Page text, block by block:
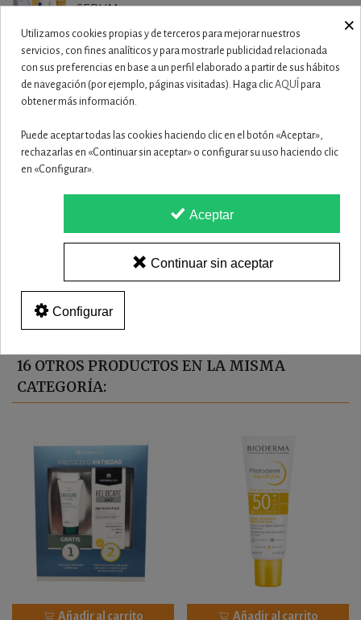
SERUM 2025
47,90 €
ISDIN FOTOPROTECTOR COMPACTO MEDIUM
50+ 10G
ISDIN FUSION WATER SPF 50 MAGIC GLOW 50
ML
ISDIN PACK FUSION WATER 50 ML + SPRAY...
16 OTROS PRODUCTOS EN LA MISMA
CATEGORÍA:
Añadir al carrito Añadir al carrito
×
Utilizamos cookies propias y de terceros para mejorar nuestros
servicios, con fines analíticos y para mostrarle publicidad relacionada
con sus preferencias en base a un perfil elaborado a partir de sus hábitos
de navegación (por ejemplo, páginas visitadas). Haga clicAQUÍ para
obtener más información.
Puede aceptar todas las cookies haciendo clic en el botón «Aceptar»,
rechazarlas en «Continuar sin aceptar» o configurar su uso haciendo clic
en «Configurar».
Aceptar
Continuar sin aceptar
Configurar